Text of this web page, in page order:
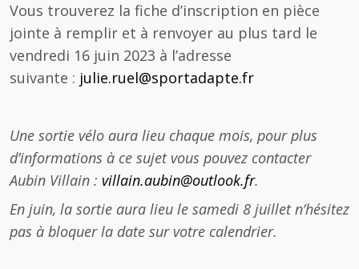
Vous trouverez la fiche d’inscription en pièce
jointe à remplir et à renvoyer au plus tard le
vendredi 16 juin 2023 à l’adresse
suivante : julie.ruel@sportadapte.fr
Une sortie vélo aura lieu chaque mois, pour plus
d’informations à ce sujet vous pouvez contacter
Aubin Villain : villain.aubin@outlook.fr.
En juin, la sortie aura lieu le samedi 8 juillet n’hésitez
pas à bloquer la date sur votre calendrier.